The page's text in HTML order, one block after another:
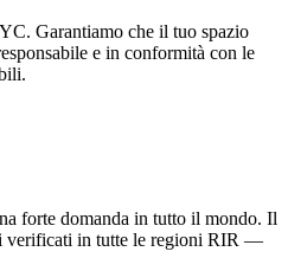
Garantiamo che il tuo spazio
e in conformità con le
forte domanda in tutto il mondo. Il
verificati in tutte le regioni RIR —